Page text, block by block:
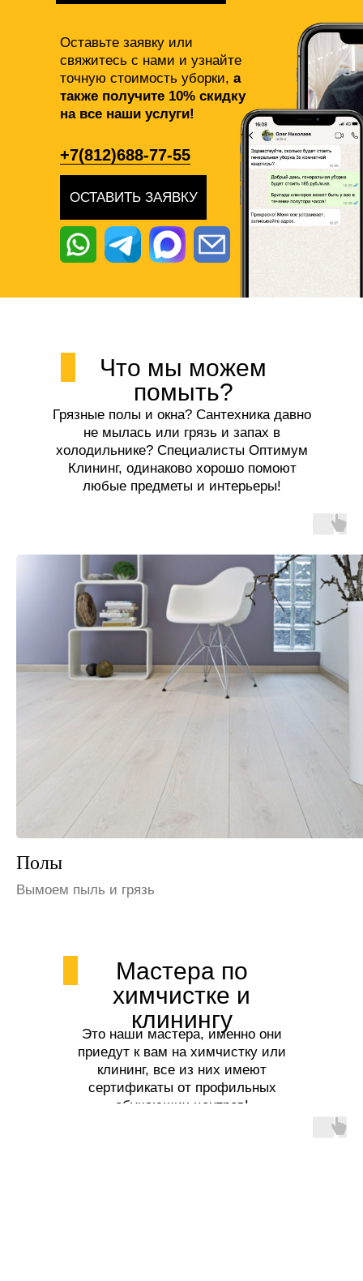
Оставьте заявку или
свяжитесь с нами и узнайте
точную стоимость уборки, а
также получите 10% скидку
на все наши услуги!
ОСТАВИТЬ ЗАЯВКУ
+7(812)688-77-55
Что мы можем
помыть?
Грязные полы и окна? Сантехника давно
не мылась или грязь и запах в
холодильнике? Специалисты Оптимум
Клининг, одинаково хорошо помоют
любые предметы и интерьеры!
Шкафы и полки
Избавим от пыли
Мастера по
химчистке и
клинингу
Это наши мастера, именно они
приедут к вам на химчистку или
клининг, все из них имеют
сертификаты от профильных
обучающих центров!